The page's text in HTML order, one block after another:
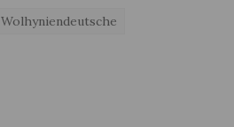
Wolhyniendeutsche